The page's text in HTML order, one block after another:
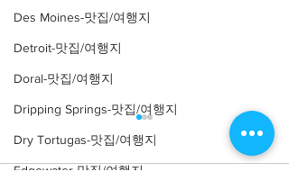
Des Moines-맛집/여행지
Detroit-맛집/여행지
Doral-맛집/여행지
Dripping Springs-맛집/여행지
Dry Tortugas-맛집/여행지
Edgewater-맛집/여행지